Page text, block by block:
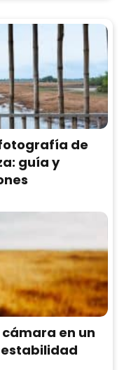
de
guía y
en un